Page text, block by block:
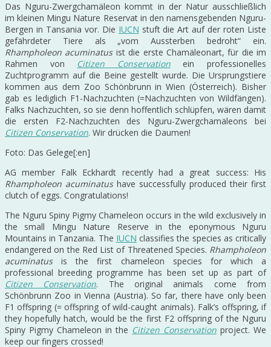
Das Nguru-Zwergchamäleon kommt in der Natur ausschließlich
im kleinen Mingu Nature Reservat in den namensgebenden Nguru-
Bergen in Tansania vor. Die IUCN stuft die Art auf der roten Liste
gefährdeter Tiere als „vom Aussterben bedroht“ ein.
Rhampholeon acuminatusist die erste Chamäleonart, für die im
Rahmen von Citizen Conservationein professionelles
Zuchtprogramm auf die Beine gestellt wurde. Die Ursprungstiere
kommen aus dem Zoo Schönbrunn in Wien (Österreich). Bisher
gab es lediglich F1-Nachzuchten (=Nachzuchten von Wildfängen).
Falks Nachzuchten, so sie denn hoffentlich schlüpfen, wären damit
die ersten F2-Nachzuchten des Nguru-Zwergchamäleons bei
Citizen Conservation. Wir drücken die Daumen!
Foto: Das Gelege[:en]
AG member Falk Eckhardt recently had a great success: His
Rhampholeon acuminatushave successfully produced their first
clutch of eggs. Congratulations!
The Nguru Spiny Pigmy Chameleon occurs in the wild exclusively in
the small Mingu Nature Reserve in the eponymous Nguru
Mountains in Tanzania. The IUCN classifies the species as critically
endangered on the Red List of Threatened Species. Rhampholeon
acuminatusis the first chameleon species for which a
professional breeding programme has been set up as part of
Citizen Conservation. The original animals come from
Schönbrunn Zoo in Vienna (Austria). So far, there have only been
F1 offspring (= offspring of wild-caught animals). Falk’s offspring, if
they hopefully hatch, would be the first F2 offspring of the Nguru
Spiny Pigmy Chameleon in the Citizen Conservation project. We
keep our fingers crossed!